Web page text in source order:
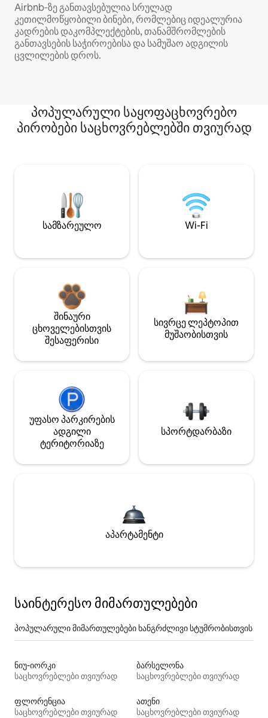
Airbnb‑ზე განთავსებულია სრულად
კეთილმოწყობილი ბინები, რომლებიც იდეალურია
კადრების დაკომპლექტების, თანამშრომლების
განთავსების საჭიროებისა და სამუშაო ადგილის
ცვლილების დროს.
პოპულარული საყოფაცხოვრებო
პირობები საცხოვრებლებში თვიურად
სამზარეულო Wi-Fi
შინაური
ცხოველებისთვის
შესაფერისი
სივრცე ლეპტოპით
მუშაობისთვის
უფასო პარკირების
ადგილი
ტერიტორიაზე
სპორტდარბაზი
აპარტამენტი
საინტერესო მიმართულებები
პოპულარული მიმართულებები ხანგრძლივი სტუმრობისთვის
ნიუ-იორკი
საცხოვრებლები თვიურად
ბარსელონა
საცხოვრებლები თვიურად
ფლორენცია
საცხოვრებლები თვიურად
ათენი
საცხოვრებლები თვიურად